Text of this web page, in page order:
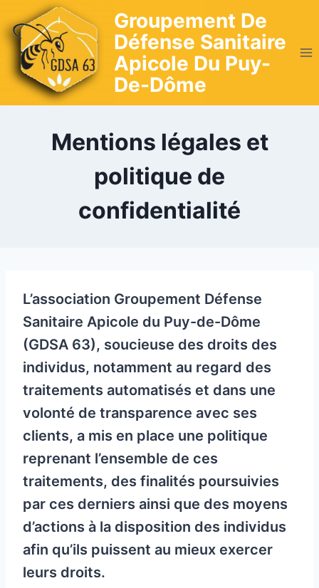
to
content
Groupement De
Défense Sanitaire
Apicole Du Puy-
De-Dôme
Mentions légales et
politique de
confidentialité
L’association Groupement Défense
Sanitaire Apicole du Puy-de-Dôme
(GDSA 63), soucieuse des droits des
individus, notamment au regard des
traitements automatisés et dans une
volonté de transparence avec ses
clients, a mis en place une politique
reprenant l’ensemble de ces
traitements, des finalités poursuivies
par ces derniers ainsi que des moyens
d’actions à la disposition des individus
afin qu’ils puissent au mieux exercer
leurs droits.